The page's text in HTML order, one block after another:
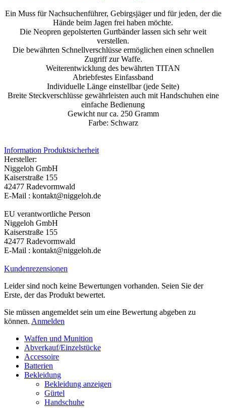
Ein Muss für Nachsuchenführer, Gebirgsjäger und für jeden, der die
Hände beim Jagen frei haben möchte.
Die Neopren gepolsterten Gurtbänder lassen sich sehr weit
verstellen.
Die bewährten Schnellverschlüsse ermöglichen einen schnellen
Zugriff zur Waffe.
Weiterentwicklung des bewährten TITAN
Abriebfestes Einfassband
Individuelle Länge einstellbar (jede Seite)
Breite Steckverschlüsse gewährleisten auch mit Handschuhen eine
einfache Bedienung
Gewicht nur ca. 250 Gramm
Farbe: Schwarz
Information Produktsicherheit
Hersteller:
Niggeloh GmbH
Kaiserstraße 155
42477 Radevormwald
E-Mail : kontakt@niggeloh.de
EU verantwortliche Person
Niggeloh GmbH
Kaiserstraße 155
42477 Radevormwald
E-Mail : kontakt@niggeloh.de
Kundenrezensionen
Leider sind noch keine Bewertungen vorhanden. Seien Sie der
Erste, der das Produkt bewertet.
Sie müssen angemeldet sein um eine Bewertung abgeben zu
können. Anmelden
Waffen und Munition
Abverkauf/Einzelstücke
Accessoire
Batterien
Bekleidung
Bekleidung anzeigen
Gürtel
Handschuhe